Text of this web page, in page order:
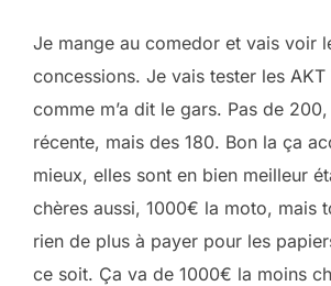
Je mange au comedor et vais voir
concessions. Je vais tester les
comme m’a dit le gars. Pas de
récente, mais des 180. Bon la ça
mieux, elles sont en bien meilleur
chères aussi, 1000€ la moto, mais
rien de plus à payer pour les
ce soit. Ça va de 1000€ la moins